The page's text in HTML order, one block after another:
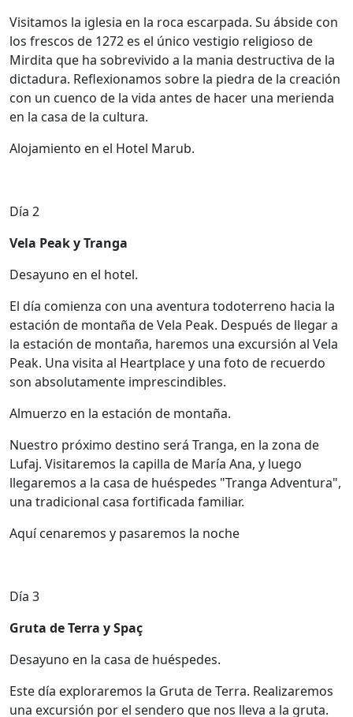
Visitamos la iglesia en la roca escarpada. Su ábside con
los frescos de 1272 es el único vestigio religioso de
Mirdita que ha sobrevivido a la mania destructiva de la
dictadura. Reflexionamos sobre la piedra de la creación
con un cuenco de la vida antes de hacer una merienda
en la casa de la cultura.
Alojamiento en el Hotel Marub.
Día 2
Vela Peak y Tranga
Desayuno en el hotel.
El día comienza con una aventura todoterreno hacia la
estación de montaña de Vela Peak. Después de llegar a
la estación de montaña, haremos una excursión al Vela
Peak. Una visita al Heartplace y una foto de recuerdo
son absolutamente imprescindibles.
Almuerzo en la estación de montaña.
Nuestro próximo destino será Tranga, en la zona de
Lufaj. Visitaremos la capilla de María Ana, y luego
llegaremos a la casa de huéspedes "Tranga Adventura",
una tradicional casa fortificada familiar.
Aquí cenaremos y pasaremos la noche
Día 3
Gruta de Terra y Spaç
Desayuno en la casa de huéspedes.
Este día exploraremos la Gruta de Terra. Realizaremos
una excursión por el sendero que nos lleva a la gruta.